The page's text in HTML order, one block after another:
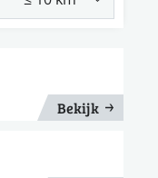
Bekijk